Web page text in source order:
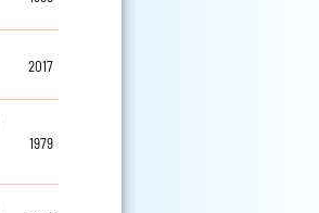
2017
1979